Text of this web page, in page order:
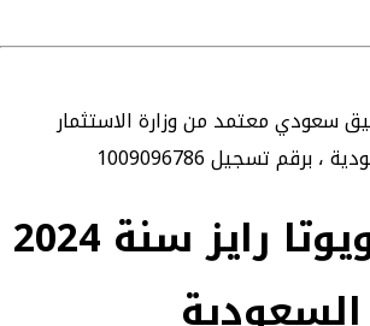
سعودي معتمد من وزارة الاستثمار
،برقم تسجيل 1009096786
سيارات تويوتا رايز سنة 2024